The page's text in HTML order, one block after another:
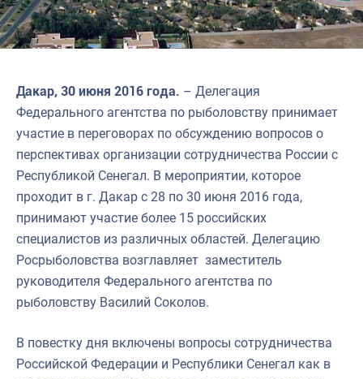
Дакар, 30 июня 2016 года. – Делегация
Федерального агентства по рыболовству принимает
участие в переговорах по обсуждению вопросов о
перспективах организации сотрудничества России с
Республикой Сенегал. В мероприятии, которое
проходит в г. Дакар с 28 по 30 июня 2016 года,
принимают участие более 15 российских
специалистов из различных областей. Делегацию
Росрыболовства возглавляет заместитель
руководителя Федерального агентства по
рыболовству Василий Соколов.
В повестку дня включены вопросы сотрудничества
Российской Федерации и Республики Сенегал как в